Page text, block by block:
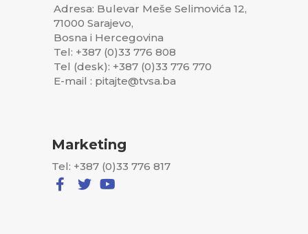
Adresa: Bulevar Meše Selimovića 12,
71000 Sarajevo,
Bosna i Hercegovina
Tel: +387 (0)33 776 808
Tel (desk): +387 (0)33 776 770
E-mail : pitajte@tvsa.ba
Marketing
Tel: +387 (0)33 776 817